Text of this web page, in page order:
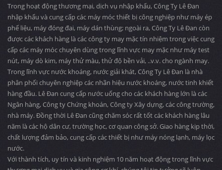
Trong hoạt động thương mại, dịch vụ nhập khẩu, Công Ty Lê Đan
nhập khẩu và cung cấp các máy móc thiết bị công nghiệp như máy ép
phế liệu, máy đóng đai, máy dán thùng; ngoài ra, Công Ty Lê Đan còn
được các khách hàng là các công ty may mặc tín nhiệm trong việc cung
cấp các máy móc chuyên dùng trong lĩnh vực may mặc như máy test
nút, máy dò kim, máy thử màu, thử độ bền vải, ..v.v. cho ngành may.
Trong lĩnh vực nước khoáng, nước giải khát, Công Ty Lê Đan là nhà
phân phối chuyên nghiệp các nhãn hiệu nước khoáng, nước tinh khiết
hàng đầu. Lê Đan cung cấp nước uống cho các khách hàng lớn là các
Ngân hàng, Công ty Chứng khoán, Công ty Xây dựng, các công trường,
nhà máy. Đồng thời Lê Đan cũng chăm sóc rất tốt các khách hàng lâu
năm là các hộ dân cư, trường học, cơ quan công sở. Giao hàng kịp thời,
chất lượng đảm bảo, cung cấp các thiết bị như máy nóng lạnh, máy lọc
nước.
Với thành tích, uy tín và kinh nghiệm 10 năm hoạt động trong lĩnh vực